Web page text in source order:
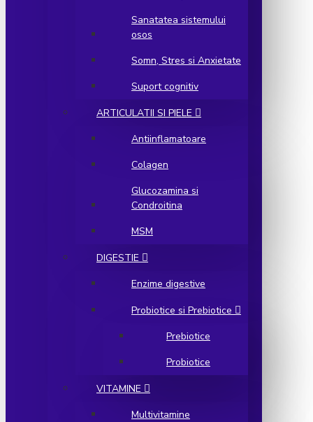
Sanatatea sistemului
osos
Somn, Stres si Anxietate
Suport cognitiv
ARTICULATII SI PIELE
Antiinflamatoare
Colagen
Glucozamina si
Condroitina
MSM
DIGESTIE
Enzime digestive
Probiotice si Prebiotice
Prebiotice
Probiotice
VITAMINE
Multivitamine